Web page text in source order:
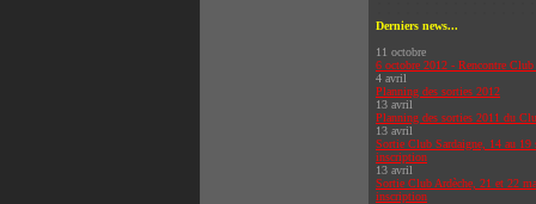
Derniers news...
11 octobre
6 octobre 2012 - Rencontre Club
4 avril
Planning des sorties 2012
13 avril
Planning des sorties 2011 du
13 avril
Sortie Club Sardaigne, 14 au 19
inscription
13 avril
Sortie Club Ardèche, 21 et 22
inscription